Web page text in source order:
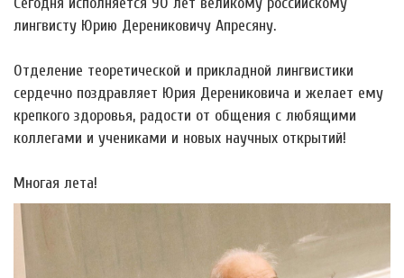
лингвисту Юрию Дерениковичу Апресяну.
Отделение теоретической и прикладной лингвистики
сердечно поздравляет Юрия Дерениковича и желает ему
крепкого здоровья, радости от общения с любящими
коллегами и учениками и новых научных открытий!
Многая лета!